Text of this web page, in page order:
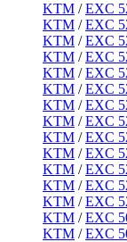
KTM /EXC
KTM /EXC
KTM /EXC
KTM /EXC
KTM /EXC
KTM /EXC
KTM /EXC
KTM /EXC
KTM /EXC
KTM /EXC
KTM /EXC
KTM /EXC
KTM /EXC
KTM /EXC
KTM /EXC